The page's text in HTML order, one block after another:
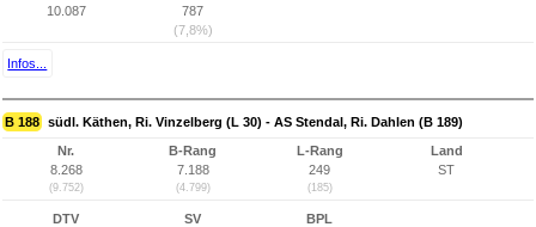
10.087
787
(7,8%)
Infos...
B 188 südl. Käthen, Ri. Vinzelberg (L 30) - AS Stendal, Ri. Dahlen (B 189)
Nr.
8.268
(9.752)
B-Rang
7.188
(4.799)
L-Rang
249
(185)
Land
ST
DTV
SV
BPL